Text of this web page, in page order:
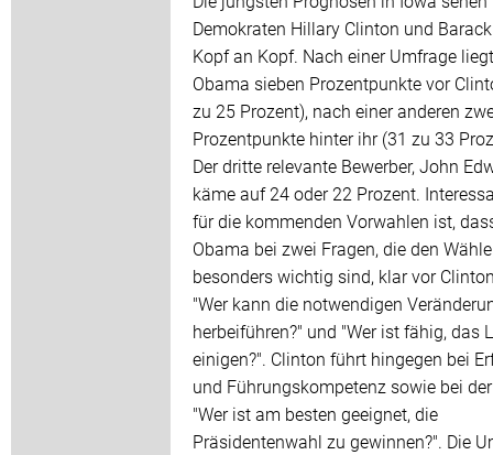
Demokraten Hillary Clinton und
Kopf an Kopf. Nach einer Umfrage liegt
Obama sieben Prozentpunkte vor
zu 25 Prozent), nach einer anderen
Prozentpunkte hinter ihr (31 zu 33
Der dritte relevante Bewerber, John
käme auf 24 oder 22 Prozent.
für die kommenden Vorwahlen ist,
Obama bei zwei Fragen, die den
besonders wichtig sind, klar vor
"Wer kann die notwendigen
herbeiführen?" und "Wer ist fähig, das
einigen?". Clinton führt hingegen bei
und Führungskompetenz sowie bei
"Wer ist am besten geeignet, die
Präsidentenwahl zu gewinnen?". Die